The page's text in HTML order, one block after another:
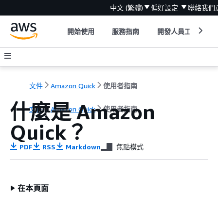
中文 (繁體) 偏好設定 聯絡我們
開始使用 服務指南 開發人員工具
文件 Amazon Quick 使用者指南
文件 Amazon Quick 使用者指南
什麼是 Amazon
Quick？
PDF RSS Markdown 焦點模式
在本頁面